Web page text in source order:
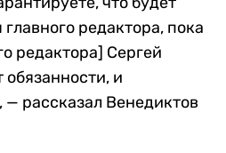
редактора, пока
редактора] Сергей
и
рассказал Венедиктов